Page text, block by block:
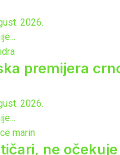
2026.
premijera
2026.
ne